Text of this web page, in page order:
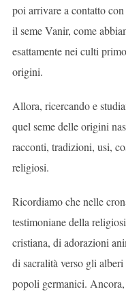
poi arrivare a contatto
il seme Vanir, come
esattamente nei culti
origini.
Allora, ricercando e
quel seme delle origini
racconti, tradizioni, usi,
religiosi.
Ricordiamo che nelle
testimoniane della
cristiana, di adorazioni
di sacralità verso gli
popoli germanici.